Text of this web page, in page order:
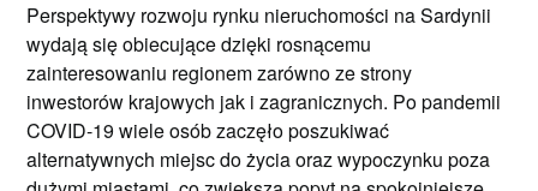
Perspektywy rozwoju rynku nieruchomości na Sardynii
wydają się obiecujące dzięki rosnącemu
zainteresowaniu regionem zarówno ze strony
inwestorów krajowych jak i zagranicznych. Po pandemii
COVID-19 wiele osób zaczęło poszukiwać
alternatywnych miejsc do życia oraz wypoczynku poza